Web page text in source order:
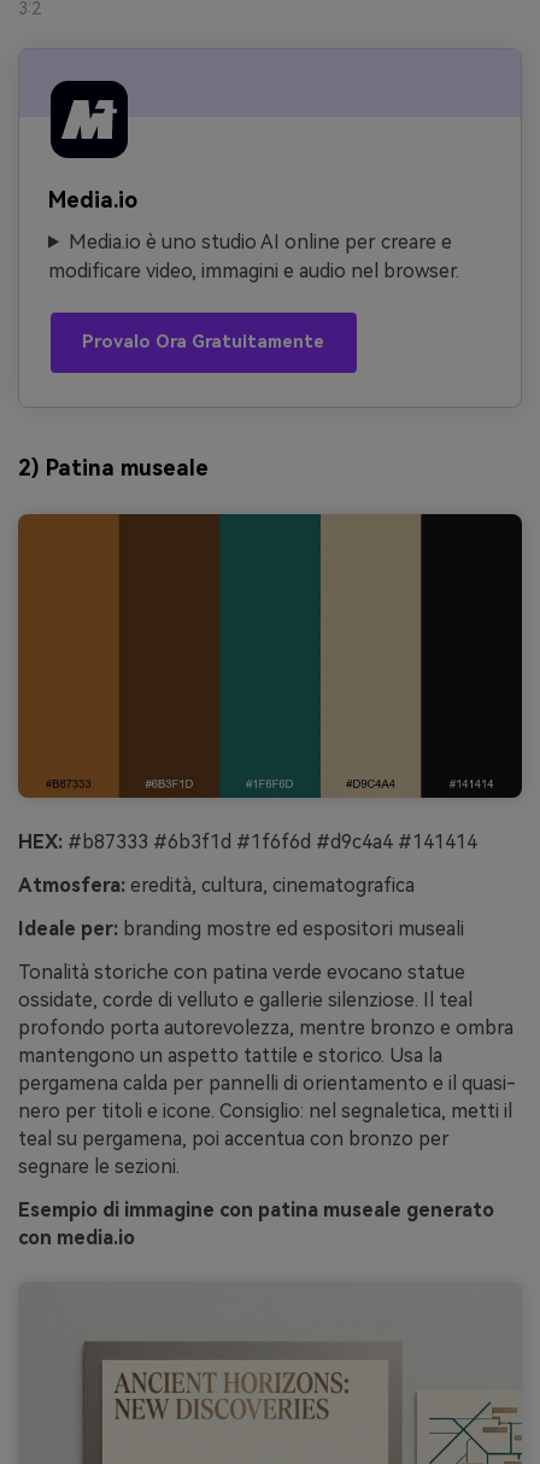
3:2
Media.io
Media.io è uno studio AI online per creare e
modificare video, immagini e audio nel browser.
Provalo Ora Gratuitamente
2) Patina museale
HEX: #b87333 #6b3f1d #1f6f6d #d9c4a4 #141414
Atmosfera: eredità, cultura, cinematografica
Ideale per: branding mostre ed espositori museali
Tonalità storiche con patina verde evocano statue
ossidate, corde di velluto e gallerie silenziose. Il teal
profondo porta autorevolezza, mentre bronzo e ombra
mantengono un aspetto tattile e storico. Usa la
pergamena calda per pannelli di orientamento e il quasi-
nero per titoli e icone. Consiglio: nel segnaletica, metti il
teal su pergamena, poi accentua con bronzo per
segnare le sezioni.
Esempio di immagine con patina museale generato
con media.io